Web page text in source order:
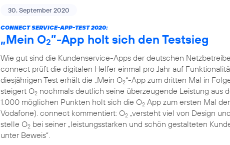
30. September 2020
CONNECT SERVICE-APP-TEST 2020:
„Mein O2”-App holt sich den Testsieg
Wie gut sind die Kundenservice-Apps der deutschen
connect prüft die digitalen Helfer einmal pro Jahr auf
diesjährigen Test erhält die „Mein O2“-App zum dritten Mal in
steigert O2 nochmals deutlich seine überzeugende Leistung aus
1.000 möglichen Punkten holt sich die O2 App zum ersten Mal
Vodafone). connect kommentiert: O2 „versteht viel von Design
stelle O2 bei seiner „leistungsstarken und schön gestalteten
unter Beweis“.